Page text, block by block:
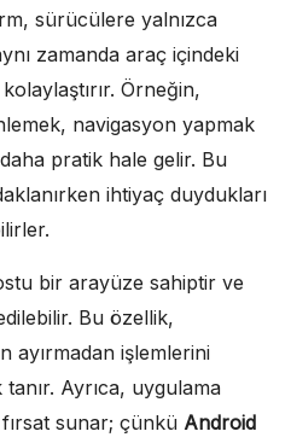
sürücülere yalnızca
zamanda araç içindeki
Örneğin,
navigasyon yapmak
pratik hale gelir. Bu
ihtiyaç duydukları
bir arayüze sahiptir ve
Bu özellik,
ayırmadan işlemlerini
Ayrıca, uygulama
sunar; çünkü Android